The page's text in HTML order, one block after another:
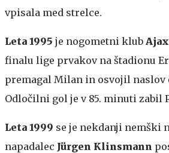
vpisala med strelce.
Leta 1995 je nogometni klub Ajax
finalu lige prvakov na štadionu
premagal Milan in osvojil naslov
Odločilni gol je v 85. minuti zabil
Leta 1999 se je nekdanji nemški
napadalec Jürgen Klinsmann